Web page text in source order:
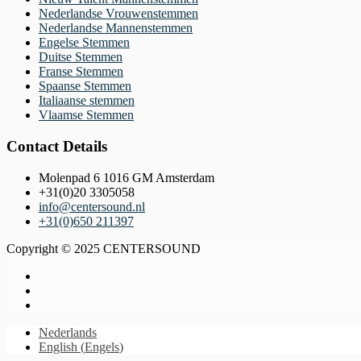
Nederlandse Vrouwenstemmen
Nederlandse Mannenstemmen
Engelse Stemmen
Duitse Stemmen
Franse Stemmen
Spaanse Stemmen
Italiaanse stemmen
Vlaamse Stemmen
Contact Details
Molenpad 6 1016 GM Amsterdam
+31(0)20 3305058
info@centersound.nl
+31(0)650 211397
Copyright © 2025 CENTERSOUND
Nederlands
English (Engels)